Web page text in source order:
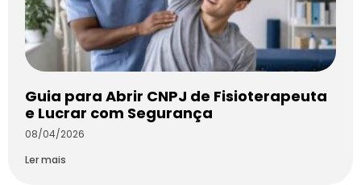
Guia para Abrir CNPJ de Fisioterapeuta
e Lucrar com Segurança
08/04/2026
Ler mais